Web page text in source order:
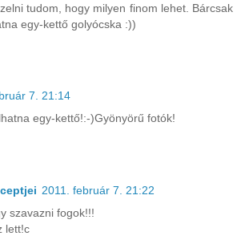
tudom, hogy milyen finom lehet. Bárcsak
egy-kettő golyócska :))
7. 21:14
egy-kettő!:-)Gyönyörű fotók!
2011. február 7. 21:22
szavazni fogok!!!
lett!c